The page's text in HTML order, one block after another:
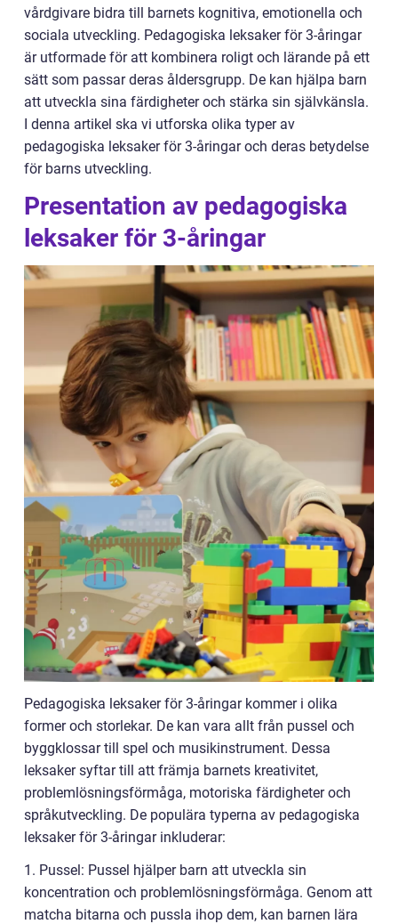
vårdgivare bidra till barnets kognitiva, emotionella och
sociala utveckling. Pedagogiska leksaker för 3-åringar
är utformade för att kombinera roligt och lärande på ett
sätt som passar deras åldersgrupp. De kan hjälpa barn
att utveckla sina färdigheter och stärka sin självkänsla.
I denna artikel ska vi utforska olika typer av
pedagogiska leksaker för 3-åringar och deras betydelse
för barns utveckling.
Presentation av pedagogiska
leksaker för 3-åringar
Pedagogiska leksaker för 3-åringar kommer i olika
former och storlekar. De kan vara allt från pussel och
byggklossar till spel och musikinstrument. Dessa
leksaker syftar till att främja barnets kreativitet,
problemlösningsförmåga, motoriska färdigheter och
språkutveckling. De populära typerna av pedagogiska
leksaker för 3-åringar inkluderar:
1. Pussel: Pussel hjälper barn att utveckla sin
koncentration och problemlösningsförmåga. Genom att
matcha bitarna och pussla ihop dem, kan barnen lära